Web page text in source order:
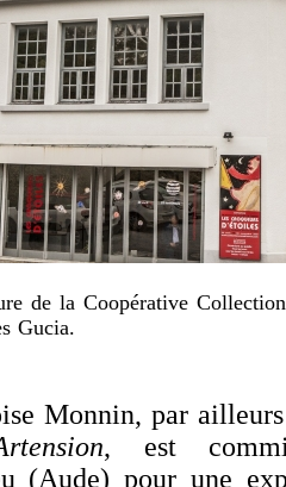
de la Coopérative
Gucia.
Monnin, par
, est
(Aude) pour une